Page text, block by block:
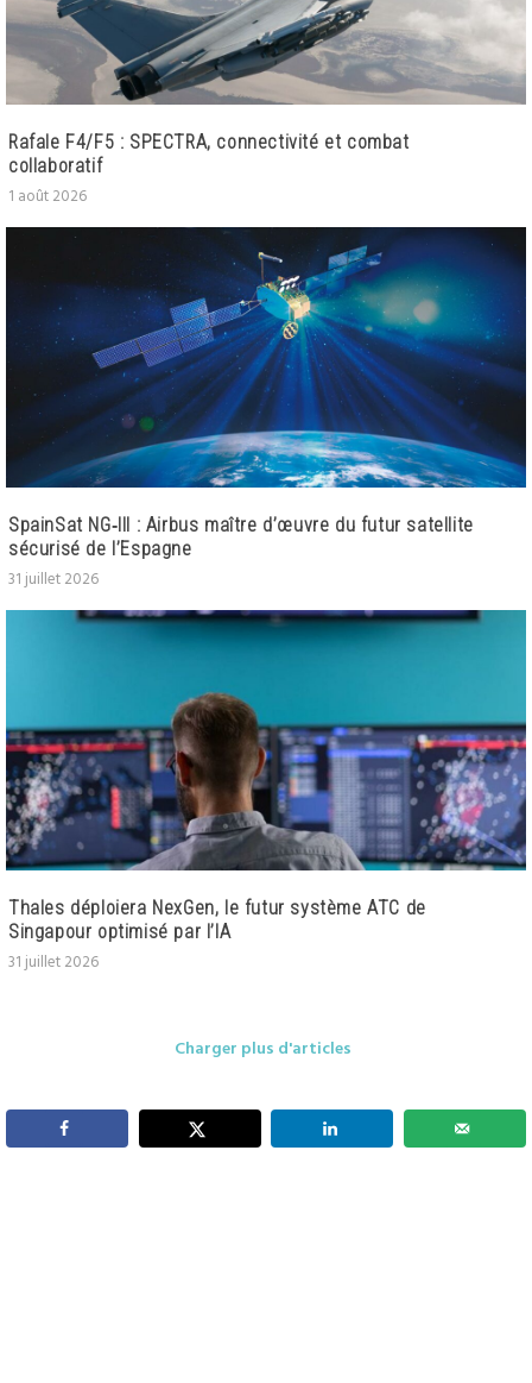
Rafale F4/F5 : SPECTRA, connectivité et combat
collaboratif
1 août 2026
SpainSat NG‑III : Airbus maître d’œuvre du futur satellite
sécurisé de l’Espagne
31 juillet 2026
Thales déploiera NexGen, le futur système ATC de
Singapour optimisé par l’IA
31 juillet 2026
Charger plus d'articles